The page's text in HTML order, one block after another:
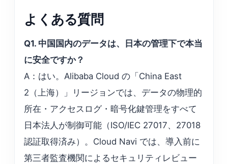
よくある質問
Q1. 中国国内のデータは、日本の管理下で本当
に安全ですか？
A：はい。Alibaba Cloud の「China East
2（上海）」リージョンでは、データの物理的
所在・アクセスログ・暗号化鍵管理をすべて
日本法人が制御可能（ISO/IEC 27017、27018
認証取得済み）。Cloud Navi では、導入前に
第三者監査機関によるセキュリティレビュー